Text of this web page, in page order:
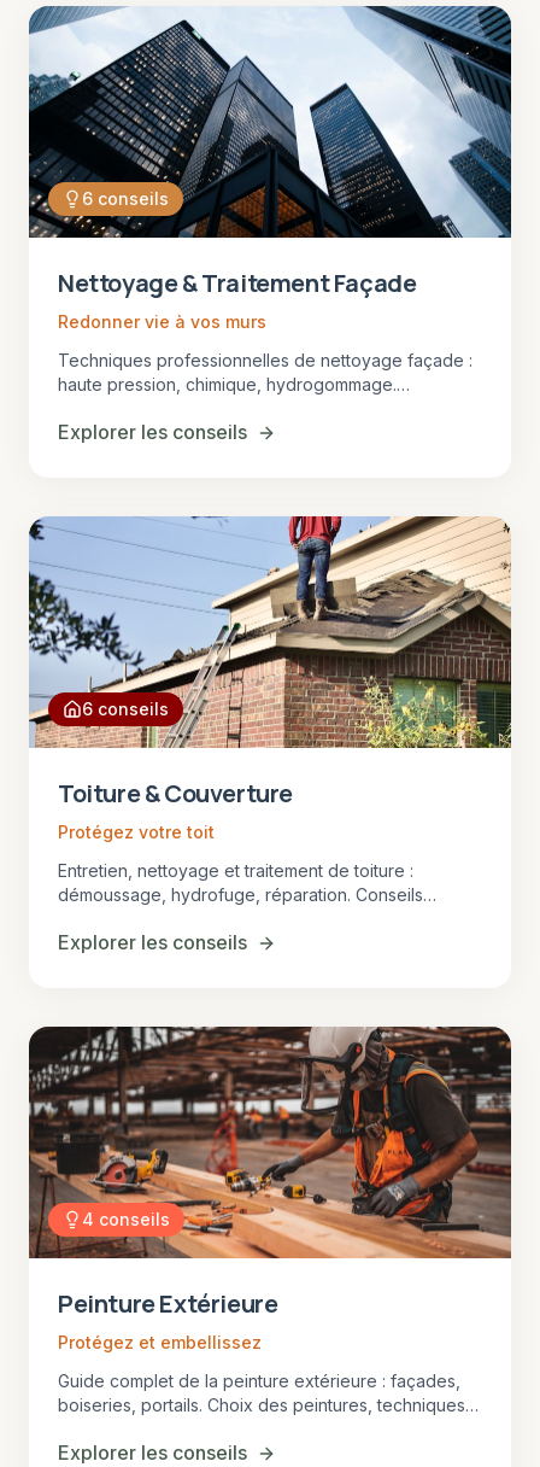
6 conseils
Nettoyage & Traitement Façade
Redonner vie à vos murs
Techniques professionnelles de nettoyage façade :
haute pression, chimique, hydrogommage.
Explorer les conseils
6 conseils
Toiture & Couverture
Protégez votre toit
Entretien, nettoyage et traitement de toiture :
démoussage, hydrofuge, réparation. Conseils
Gironde.
Explorer les conseils
4 conseils
Peinture Extérieure
Protégez et embellissez
Guide complet de la peinture extérieure : façades,
boiseries, portails. Choix des peintures, techniques
Explorer les conseils